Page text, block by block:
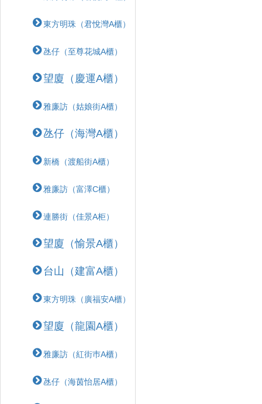
東方明珠（君悅灣A櫃）
氹仔（至尊花城A櫃）
望廈（慶運A櫃）
雅廉訪（姑娘街A櫃）
氹仔（海灣A櫃）
新橋（渡船街A櫃）
雅廉訪（富澤C櫃）
連勝街（佳景A柜）
望廈（愉景A櫃）
台山（建富A櫃）
東方明珠（廣福安A櫃）
望廈（龍園A櫃）
雅廉訪（紅街巿A櫃）
氹仔（海茵怡居A櫃）